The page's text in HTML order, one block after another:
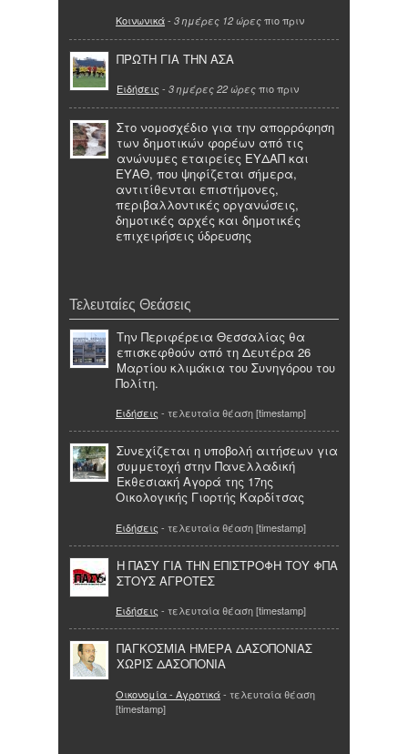
Κοινωνικά- 3 ημέρες 12 ώρες πιο πριν
ΠΡΩΤΗ ΓΙΑ ΤΗΝ ΑΣΑ
Ειδήσεις - 3 ημέρες 22 ώρες πιο πριν
Στο νομοσχέδιο για την απορρόφηση
των δημοτικών φορέων από τις
ανώνυμες εταιρείες ΕΥΔΑΠ και
ΕΥΑΘ, που ψηφίζεται σήμερα,
αντιτίθενται επιστήμονες,
περιβαλλοντικές οργανώσεις,
δημοτικές αρχές και δημοτικές
επιχειρήσεις ύδρευσης
Τελευταίες Θεάσεις
Την Περιφέρεια Θεσσαλίας θα
επισκεφθούν από τη Δευτέρα 26
Μαρτίου κλιµάκια του Συνηγόρου του
Πολίτη.
Ειδήσεις - τελευταία θέαση [timestamp]
Συνεχίζεται η υποβολή αιτήσεων για
συμμετοχή στην Πανελλαδική
Εκθεσιακή Αγορά της 17ης
Οικολογικής Γιορτής Καρδίτσας
Ειδήσεις - τελευταία θέαση [timestamp]
Η ΠΑΣΥ ΓΙΑ ΤΗΝ ΕΠΙΣΤΡΟΦΗ ΤΟΥ ΦΠΑ
ΣΤΟΥΣ ΑΓΡΟΤΕΣ
Ειδήσεις - τελευταία θέαση [timestamp]
ΠΑΓΚΟΣΜΙΑ ΗΜΕΡΑ ΔΑΣΟΠΟΝΙΑΣ
ΧΩΡΙΣ ΔΑΣΟΠΟΝΙΑ
Οικονομία - Αγροτικά- τελευταία θέαση
[timestamp]